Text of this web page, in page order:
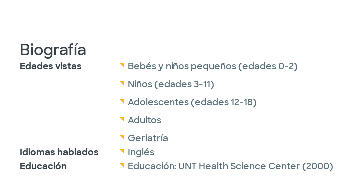
Biografía
Edades vistas
Bebés y niños pequeños (edades 0-2)
Niños (edades 3-11)
Adolescentes (edades 12-18)
Adultos
Geriatría
Idiomas hablados
Inglés
Educación
Educación: UNT Health Science Center (2000)